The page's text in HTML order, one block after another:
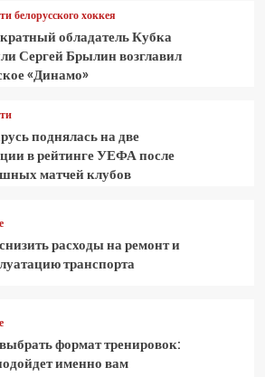
белорусского хоккея
обладатель Кубка
Сергей Брылин возглавил
«Динамо»
поднялась на две
в рейтинге УЕФА после
матчей клубов
расходы на ремонт и
транспорта
формат тренировок:
именно вам